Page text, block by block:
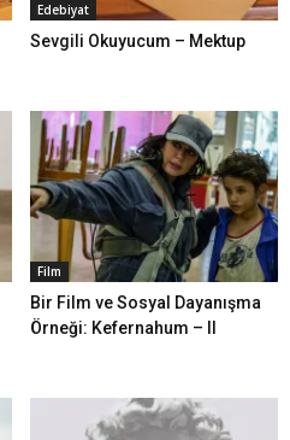
Edebiyat
Sevgili Okuyucum – Mektup
Film
Bir Film ve Sosyal Dayanışma
Örneği: Kefernahum – II